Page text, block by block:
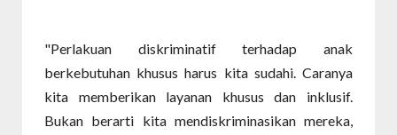
"Perlakuan diskriminatif terhadap anak
berkebutuhan khusus harus kita sudahi. Caranya
kita memberikan layanan khusus dan inklusif.
Bukan berarti kita mendiskriminasikan mereka,